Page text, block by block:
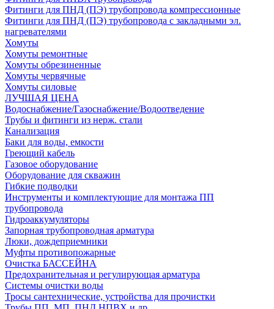
Фитинги для ПНД (ПЭ) трубопровода компрессионные
Фитинги для ПНД (ПЭ) трубопровода с закладными эл.
нагревателями
Хомуты
Хомуты ремонтные
Хомуты обрезиненные
Хомуты червячные
Хомуты силовые
ЛУЧШАЯ ЦЕНА
Водоснабжение/Газоснабжение/Водоотведение
Трубы и фитинги из нерж. стали
Канализация
Баки для воды, емкости
Греющий кабель
Газовое оборудование
Оборудование для скважин
Гибкие подводки
Инструменты и комплектующие для монтажа ПП
трубопровода
Гидроаккумуляторы
Запорная трубопроводная арматура
Люки, дождеприемники
Муфты противопожарные
Очистка БАССЕЙНА
Предохранительная и регулирующая арматура
Системы очистки воды
Тросы сантехнические, устройства для прочистки